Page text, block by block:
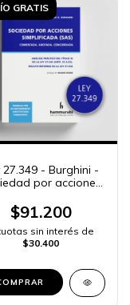
GRATIS
27.349 - Burghini -
por acciones
$91.200
sin interés de
$30.400